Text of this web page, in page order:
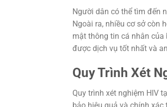
Người dân có thể tìm đến
Ngoài ra, nhiều cơ sở còn
mật thông tin cá nhân
được dịch vụ tốt nhất và
Quy Trình Xét
Quy trình xét nghiệm HIV